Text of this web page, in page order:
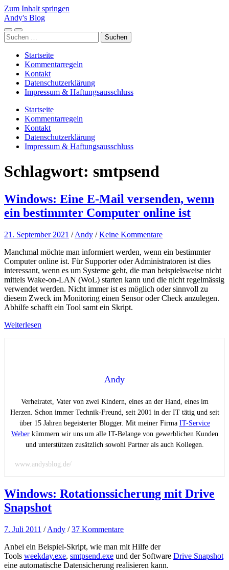
Zum Inhalt springen
Andy's Blog
Mobile-
Menü
Suchfeld
ein-/ausblenden
Suchen
nach:
Startseite
Kommentarregeln
Kontakt
Datenschutzerklärung
Impressum & Haftungsausschluss
Startseite
Kommentarregeln
Kontakt
Datenschutzerklärung
Impressum & Haftungsausschluss
Schlagwort: smtpsend
Windows: Eine E-Mail versenden, wenn
ein bestimmter Computer online ist
21. September 2021 /Andy /Keine Kommentare
Manchmal möchte man informiert werden, wenn ein bestimmter
Computer online ist. Für Supporter oder Administratoren ist dies
interessant, wenn es um Systeme geht, die man beispielsweise nicht
mittels Wake-on-LAN (WoL) starten kann und die nicht regelmässig
verwendet werden. Nicht immer ist es möglich oder sinnvoll zu
diesem Zweck im Monitoring einen Sensor oder Check anzulegen.
Abhilfe schafft ein Tool samt ein Skript.
Weiterlesen
Andy
Verheiratet, Vater von zwei Kindern, eines an der Hand, eines im
Herzen. Schon immer Technik-Freund, seit 2001 in der IT tätig und seit
über 15 Jahren begeisterter Blogger. Mit meiner Firma IT-Service
Weberkümmern wir uns um alle IT-Belange von gewerblichen Kunden
und unterstützen zusätzlich sowohl Partner als auch Kollegen.
www.andysblog.de/
Windows: Rotationssicherung mit Drive
Snapshot
7. Juli 2011 /Andy /37 Kommentare
Anbei ein Beispiel-Skript, wie man mit Hilfe der
Tools weekday.exe, smtpsend.exe und der Software Drive Snapshot
eine automatische Datensicherung realisieren kann.